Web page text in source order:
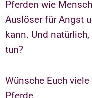
Pferden wie
Auslöser für Angst
kann. Und
tun?
Wünsche Euch
Pferde.